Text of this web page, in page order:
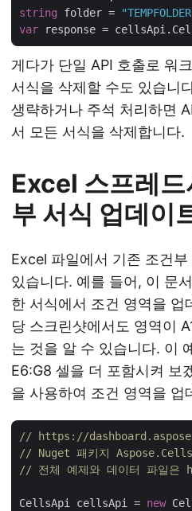
string folder =
var
게다가 단일 API 호출로 워
서식을 삭제할 수도 있습니
생략하거나 주석 처리하면
서 모든 서식을 삭제합니다.
Excel 스프레
부 서식 업데이
Excel 파일에서 기존 조건
있습니다. 예를 들어, 이 문
한 서식에서 조건 영역을 업
당 스크린샷에서도 영역이
는 것을 알 수 있습니다. 이
E6:G8 셀을 더 포함시켜 보
을 사용하여 조건 영역을 업
// https://
// Nuget 패키지
// 전체 예제와 데이터 파일
CellsApi cellsApi = new